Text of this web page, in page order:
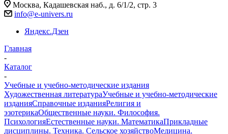
Москва, Кадашевская наб., д. 6/1/2, стр. 3
info@e-univers.ru
Яндекс.Дзен
Главная
-
Каталог
-
Учебные и учебно-методические издания
Художественная литератураУчебные и учебно-методические
изданияСправочные изданияРелигия и
эзотерикаОбщественные науки. Философия.
ПсихологияЕстественные науки. МатематикаПрикладные
дисциплины. Техника. Сельское хозяйствоМедицина.